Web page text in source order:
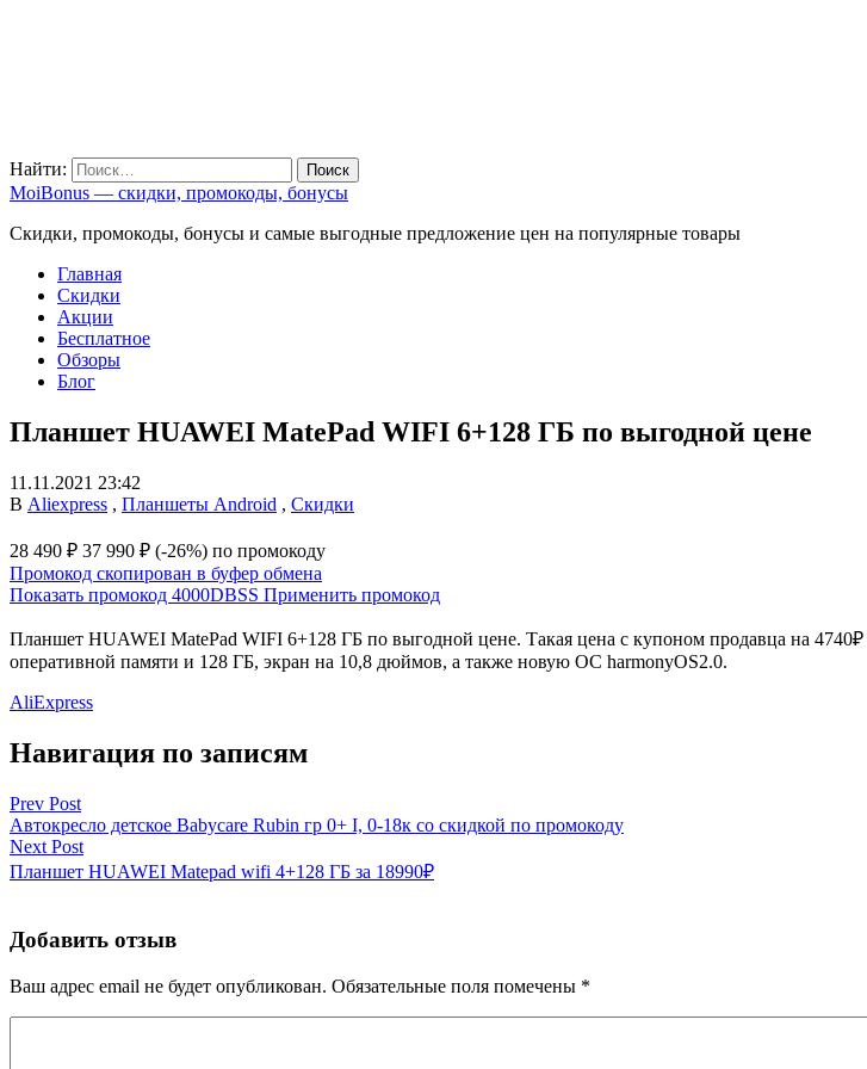
Найти:
MoiBonus — скидки, промокоды, бонусы
Скидки, промокоды, бонусы и самые выгодные предложение цен на популярные товары
Главная
Скидки
Акции
Бесплатное
Обзоры
Блог
Планшет HUAWEI MatePad WIFI 6+128 ГБ по выгодной цене
11.11.2021 23:42
В Aliexpress , Планшеты Android , Скидки
28 490 ₽ 37 990 ₽ (-26%) по промокоду
Промокод скопирован в буфер обмена
Показать промокод 4000DBSS Применить промокод
Планшет HUAWEI MatePad WIFI 6+128 ГБ по выгодной цене. Такая цена с купоном продавца на 4740₽
оперативной памяти и 128 ГБ, экран на 10,8 дюймов, а также новую ОС harmonyOS2.0.
AliExpress
Навигация по записям
Prev Post
Автокресло детское Babycare Rubin гр 0+ I, 0-18к со скидкой по промокоду
Next Post
Планшет HUAWEI Matepad wifi 4+128 ГБ за 18990₽
Добавить отзыв
Ваш адрес email не будет опубликован. Обязательные поля помечены *